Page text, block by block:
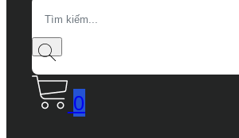
Search
0